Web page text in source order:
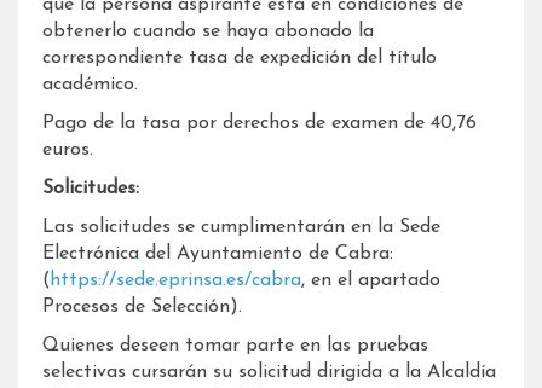
que la persona aspirante está en condiciones de
obtenerlo cuando se haya abonado la
correspondiente tasa de expedición del título
académico.
Pago de la tasa por derechos de examen de 40,76
euros.
Solicitudes:
Las solicitudes se cumplimentarán en la Sede
Electrónica del Ayuntamiento de Cabra:
( https://sede.eprinsa.es/cabra, en el apartado
Procesos de Selección).
Quienes deseen tomar parte en las pruebas
selectivas cursarán su solicitud dirigida a la Alcaldía